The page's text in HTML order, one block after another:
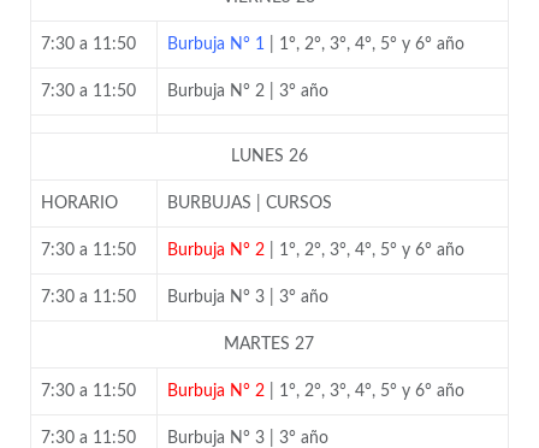
7:30 a 11:50 Burbuja N° 1| 1°, 2°, 3°, 4°, 5° y 6° año
7:30 a 11:50 Burbuja N° 2 | 3° año
LUNES 26
HORARIO BURBUJAS | CURSOS
7:30 a 11:50 Burbuja N° 2| 1°, 2°, 3°, 4°, 5° y 6° año
7:30 a 11:50 Burbuja N° 3 | 3° año
MARTES 27
7:30 a 11:50 Burbuja N° 2| 1°, 2°, 3°, 4°, 5° y 6° año
7:30 a 11:50 Burbuja N° 3 | 3° año